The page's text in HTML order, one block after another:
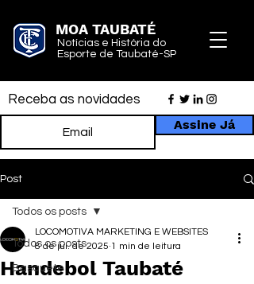
MOA TAUBATÉ
Notícias e História do
Esporte de Taubaté-SP
Receba as novidades
Assine Já
Post
Todos os posts
Basquete
Todos os posts
Handebol Taubaté
LOCOMOTIVA MARKETING E WEBSITES
8 de jul. de 2025 1 min de leitura